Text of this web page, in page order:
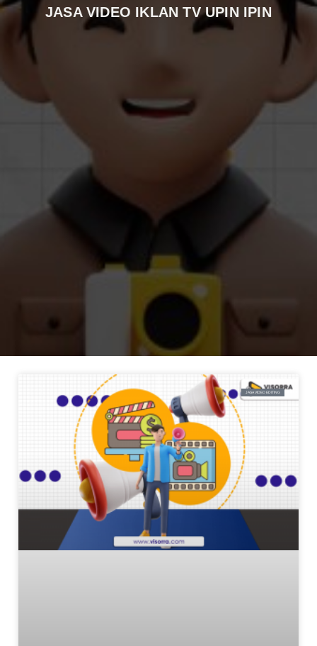
JASA VIDEO IKLAN TV UPIN IPIN
JASA VIDEO EDITING